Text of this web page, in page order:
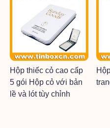
Hộp thiếc cỏ cao cấp
5 gói Hộp cỏ với bản
lề và lót tùy chỉnh